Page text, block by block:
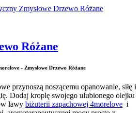
Różane
- Zmysłowe Drzewo Różane
przynoszą noszącemu opanowanie, siłę i
Dodaj kroplę swojego ulubionego olejku
lawy biżuterii zapachowej 4morelove i